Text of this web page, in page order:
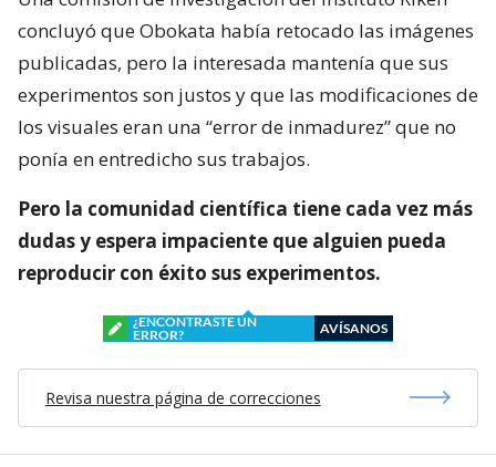
concluyó que Obokata había retocado las imágenes
publicadas, pero la interesada mantenía que sus
experimentos son justos y que las modificaciones de
los visuales eran una “error de inmadurez” que no
ponía en entredicho sus trabajos.
Pero la comunidad científica tiene cada vez más
dudas y espera impaciente que alguien pueda
reproducir con éxito sus experimentos.
¿ENCONTRASTE UN
ERROR?
AVÍSANOS
Revisa nuestra página de correcciones